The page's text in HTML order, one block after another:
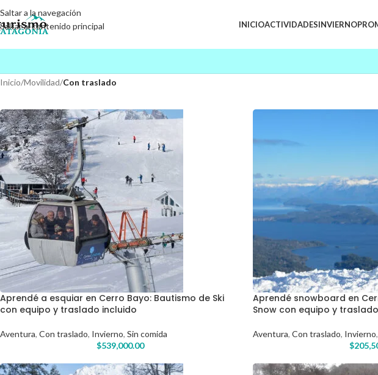
Saltar a la navegación
Saltar al contenido principal
INICIOACTIVIDADESINVIERNO
Inicio/Movilidad/Con traslado
Aprendé a esquiar en Cerro Bayo: Bautismo de Ski
con equipo y traslado incluido
Aventura, Con traslado, Invierno, Sin comida
$539,000.00
Aprendé snowboard en
Snow con equipo y
Aventura, Con traslado, Invierno,
$